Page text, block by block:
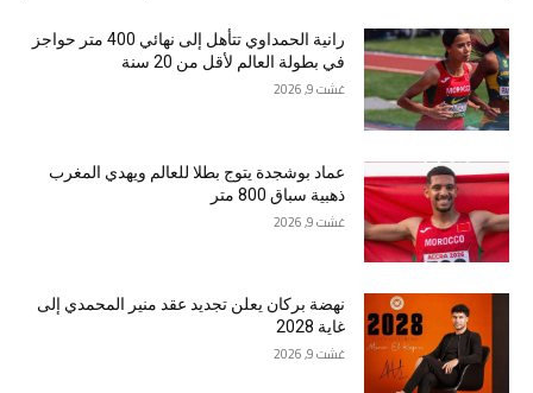
رانية الحمداوي تتأهل إلى نهائي 400 متر حواجز
في بطولة العالم لأقل من 20 سنة
غشت 9, 2026
عماد بوشجدة يتوج بطلا للعالم ويهدي المغرب
ذهبية سباق 800 متر
غشت 9, 2026
نهضة بركان يعلن تجديد عقد منير المحمدي إلى
غاية 2028
غشت 9, 2026